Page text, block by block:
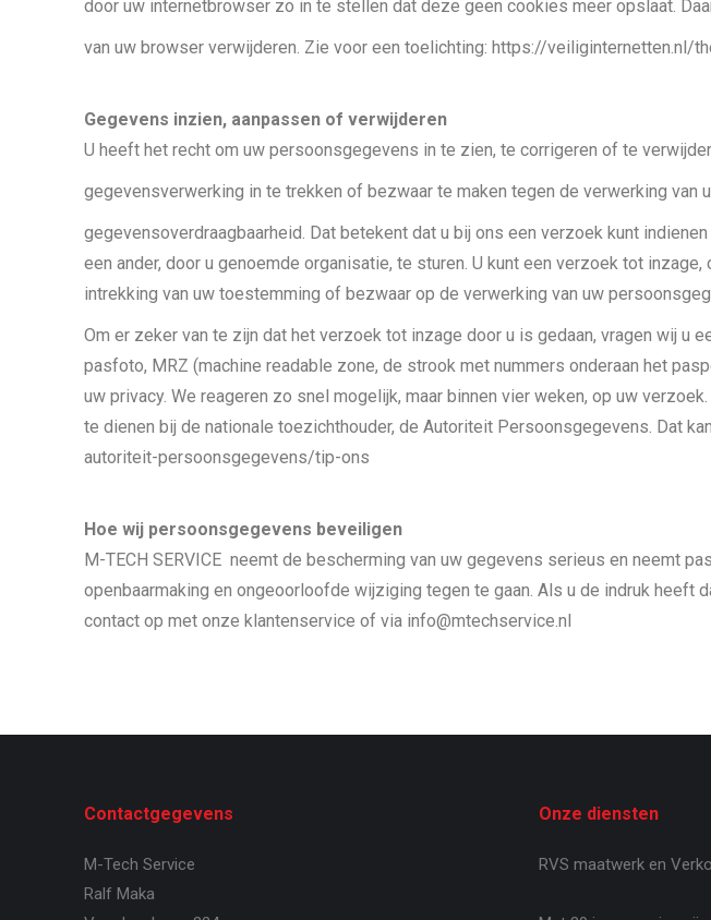
door uw internetbrowser zo in te stellen dat deze geen cookies meer opslaat.
van uw browser verwijderen. Zie voor een toelichting: https://
Gegevens inzien, aanpassen of verwijderen
U heeft het recht om uw persoonsgegevens in te zien, te corrigeren of te
gegevensverwerking in te trekken of bezwaar te maken tegen de verwerking van
gegevensoverdraagbaarheid. Dat betekent dat u bij ons een verzoek kunt
een ander, door u genoemde organisatie, te sturen. U kunt een verzoek tot
intrekking van uw toestemming of bezwaar op de verwerking van uw
Om er zeker van te zijn dat het verzoek tot inzage door u is gedaan, vragen wij
pasfoto, MRZ (machine readable zone, de strook met nummers onderaan het
uw privacy. We reageren zo snel mogelijk, maar binnen vier weken, op uw
te dienen bij de nationale toezichthouder, de Autoriteit Persoonsgegevens. Dat
autoriteit-persoonsgegevens/tip-ons
Hoe wij persoonsgegevens beveiligen
M-TECH SERVICE neemt de bescherming van uw gegevens serieus en neemt
openbaarmaking en ongeoorloofde wijziging tegen te gaan. Als u de indruk
contact op met onze klantenservice of via info@mtechservice.nl
Contactgegevens
M-Tech Service
Ralf Maka
Onze diensten
RVS maatwerk en